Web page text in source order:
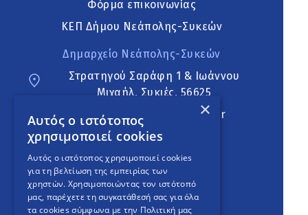
Φόρμα επικοινωνίας
ΚΕΠ Δήμου Νεάπολης-Συκεών
Δημαρχείο Νεάπολης-Συκεών
Στρατηγού Σαράφη 1 & Ιωάννου
Μιχαήλ, Συκιές, 56625
neapoli.sykies@ddt.gov.gr
Ακολουθήστε
English Version
×
Αυτός ο ιστότοπος
χρησιμοποιεί cookies
Αυτός ο ιστότοπος χρησιμοποιεί cookies
για τη βελτίωση της εμπειρίας των
χρηστών. Χρησιμοποιώντας τον ιστότοπό
μας, παρέχετε τη συγκατάθεσή σας για όλα
τα cookies σύμφωνα με την Πολιτική μας